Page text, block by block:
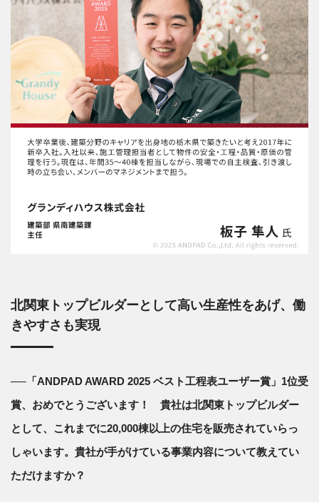
北関東トップビルダーとして高い生産性をあげ、働
きやすさも実現
──「ANDPAD AWARD 2025 ベスト工程表ユーザー賞」1位受
賞、おめでとうございます！ 貴社は北関東トップビルダー
として、これまでに20,000棟以上の住宅を販売されていらっ
しゃいます。貴社が手がけている事業内容について教えてい
ただけますか？